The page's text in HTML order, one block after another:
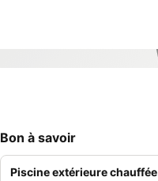
Bon à savoir
Piscine extérieure chauffée